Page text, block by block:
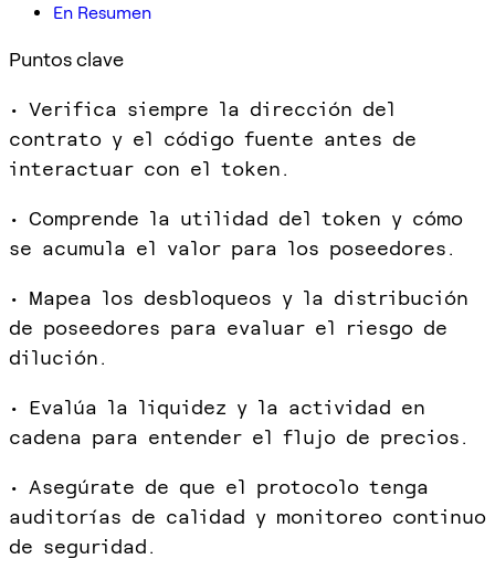
En Resumen
Puntos clave
• Verifica siempre la dirección del
contrato y el código fuente antes de
interactuar con el token.
• Comprende la utilidad del token y cómo
se acumula el valor para los poseedores.
• Mapea los desbloqueos y la distribución
de poseedores para evaluar el riesgo de
dilución.
• Evalúa la liquidez y la actividad en
cadena para entender el flujo de precios.
• Asegúrate de que el protocolo tenga
auditorías de calidad y monitoreo continuo
de seguridad.